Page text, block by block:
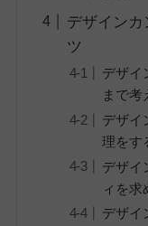
デザインカ
ツ
デザイ
まで考
デザイ
理をす
デザイ
ィを求
デザイ